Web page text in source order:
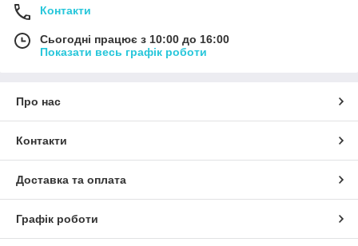
Контакти
Сьогодні працює з 10:00 до 16:00
Показати весь графік роботи
Про нас
Контакти
Доставка та оплата
Графік роботи